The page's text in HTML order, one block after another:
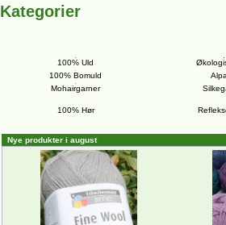
Kategorier
100% Uld
100% Bomuld
Mohairgarner
100% Hør
Nye produkter i august